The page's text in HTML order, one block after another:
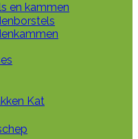
en kammen
Kat